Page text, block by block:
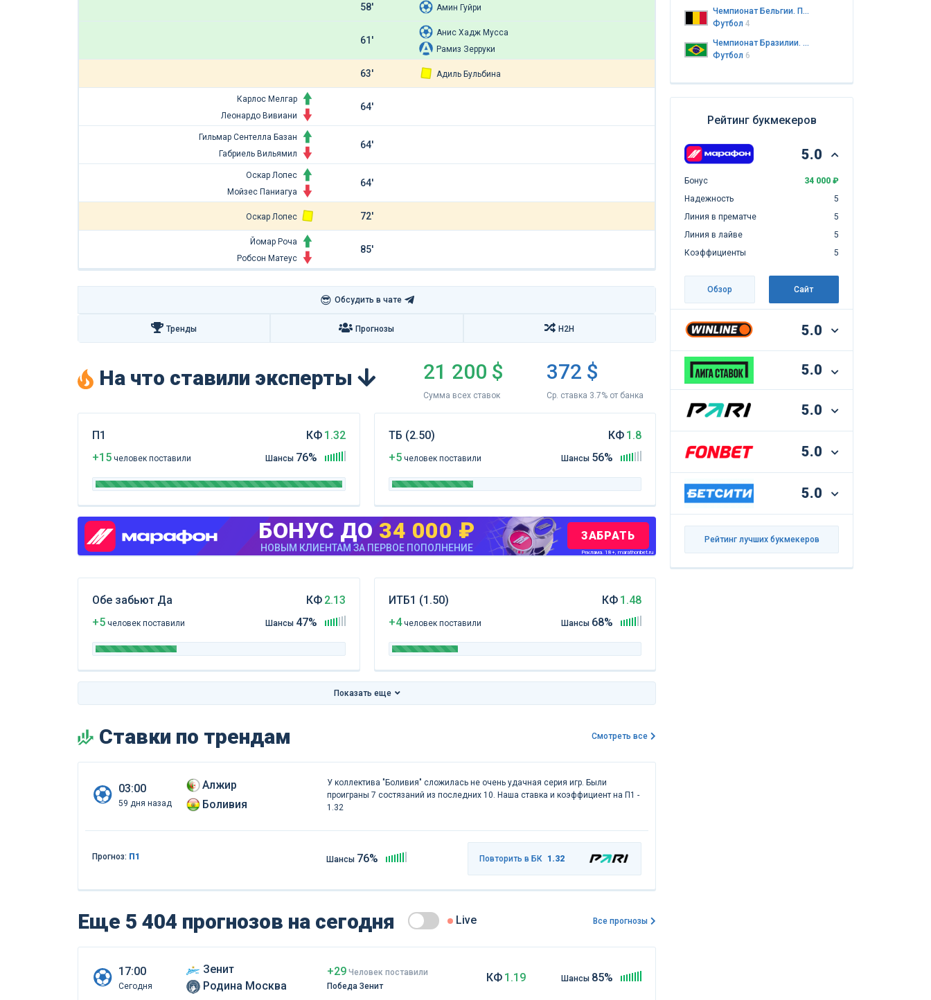
58' Амин Гуйри
61'
Анис Хадж Мусса
Рамиз Зерруки
63' Адиль Бульбина
Карлос Мелгар
Леонардо Вивиани
64'
Гильмар Сентелла Базан
Габриель Вильямил
64'
Оскар Лопес
Мойзес Паниагуа
64'
Оскар Лопес 72'
Йомар Роча
Робсон Матеус
85'
😎 Обсудить в чате
Тренды Прогнозы H2H
На что ставили эксперты 21 200 $
Сумма всех ставок
372 $
Ср. ставка 3.7% от банка
П1
+15 человек поставили
КФ 1.32
Шансы 76%
ТБ (2.50)
+5 человекпоставили
КФ 1.8
Шансы 56%
БОНУС ДО 34 000 ₽
НОВЫМ КЛИЕНТАМ ЗА ПЕРВОЕ ПОПОЛНЕНИЕ
ЗАБРАТЬ
Реклама. 18+, marathonbet.ru
Обе забьют Да
+5 человек поставили
КФ 2.13
Шансы 47%
ИТБ1 (1.50)
+4 человекпоставили
КФ 1.48
Шансы 68%
Показать еще
Ставки по трендам Смотреть все
03:00
59 дня назад
Алжир
Боливия
У коллектива "Боливия" сложилась не очень удачная серия игр. Были
проиграны 7 состязаний из последних 10. Наша ставка и коэффициент на П1 -
1.32
Прогноз: П1 Шансы 76% Повторить в БК 1.32
Еще 5 404 прогнозов на сегодня Live Все прогнозы
17:00
Сегодня
Зенит
Родина Москва
+29 Человек поставили
Победа Зенит
КФ 1.19 Шансы 85%
Чемпионат Бельгии. Премьер-лига
Футбол 4
Чемпионат Бразилии. Серия A
Футбол 6
Рейтинг букмекеров
5.0
Бонус
34 000 ₽
Надежность
5
Линия в прематче
5
Линия в лайве
5
Коэффициенты
5
Обзор Сайт
5.0
5.0
5.0
5.0
5.0
Рейтинг лучших букмекеров